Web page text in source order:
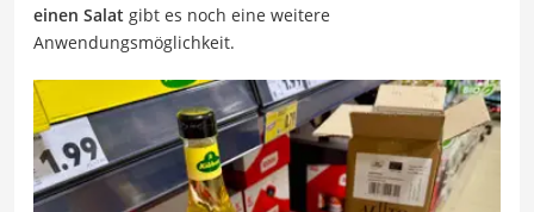
einen Salat gibt es noch eine weitere
Anwendungsmöglichkeit.